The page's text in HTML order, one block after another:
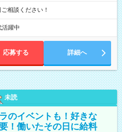
相談ください！
活躍中
応募する 詳細へ
未読
のイベントも！好きな
！働いたその日に給料